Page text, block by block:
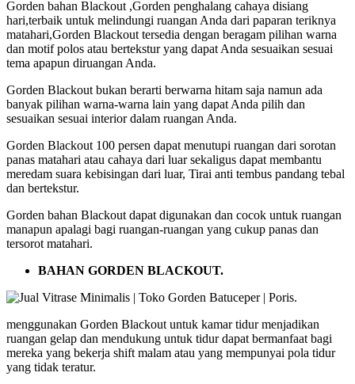
Gorden bahan Blackout ,Gorden penghalang cahaya disiang
hari,terbaik untuk melindungi ruangan Anda dari paparan teriknya
matahari,Gorden Blackout tersedia dengan beragam pilihan warna
dan motif polos atau bertekstur yang dapat Anda sesuaikan sesuai
tema apapun diruangan Anda.
Gorden Blackout bukan berarti berwarna hitam saja namun ada
banyak pilihan warna-warna lain yang dapat Anda pilih dan
sesuaikan sesuai interior dalam ruangan Anda.
Gorden Blackout 100 persen dapat menutupi ruangan dari sorotan
panas matahari atau cahaya dari luar sekaligus dapat membantu
meredam suara kebisingan dari luar, Tirai anti tembus pandang tebal
dan bertekstur.
Gorden bahan Blackout dapat digunakan dan cocok untuk ruangan
manapun apalagi bagi ruangan-ruangan yang cukup panas dan
tersorot matahari.
BAHAN GORDEN BLACKOUT.
menggunakan Gorden Blackout untuk kamar tidur menjadikan
ruangan gelap dan mendukung untuk tidur dapat bermanfaat bagi
mereka yang bekerja shift malam atau yang mempunyai pola tidur
yang tidak teratur.